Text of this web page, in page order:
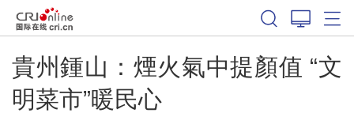
貴州鍾山：煙火氣中提顏值 “文
明菜市”暖民心